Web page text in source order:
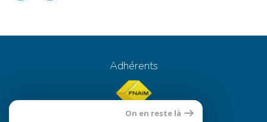
Adhérents
On en reste là